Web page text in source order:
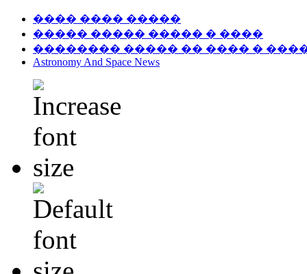
���� ���� �����
����� ����� ����� � ����
�������� ����� �� ���� �
Astronomy And Space News